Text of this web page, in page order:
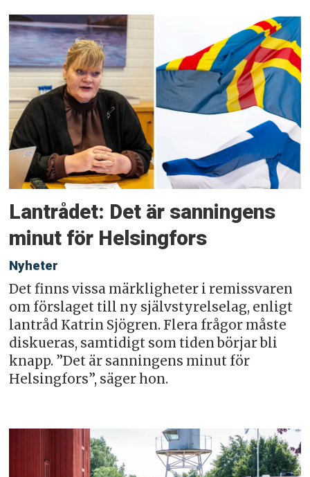
Lantrådet: Det är sanningens
minut för Helsingfors
Nyheter
Det finns vissa märkligheter i remissvaren
om förslaget till ny självstyrelselag, enligt
lantråd Katrin Sjögren. Flera frågor måste
diskueras, samtidigt som tiden börjar bli
knapp. ”Det är sanningens minut för
Helsingfors”, säger hon.